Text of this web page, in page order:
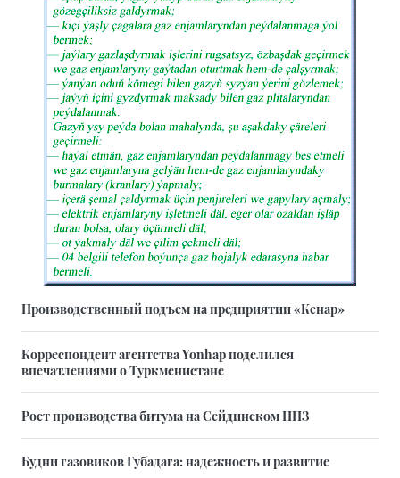
Производственный подъем на предприятии «Кенар»
Корреспондент агентства Yonhap поделился
впечатлениями о Туркменистане
Рост производства битума на Сейдинском НПЗ
Будни газовиков Губадага: надежность и развитие